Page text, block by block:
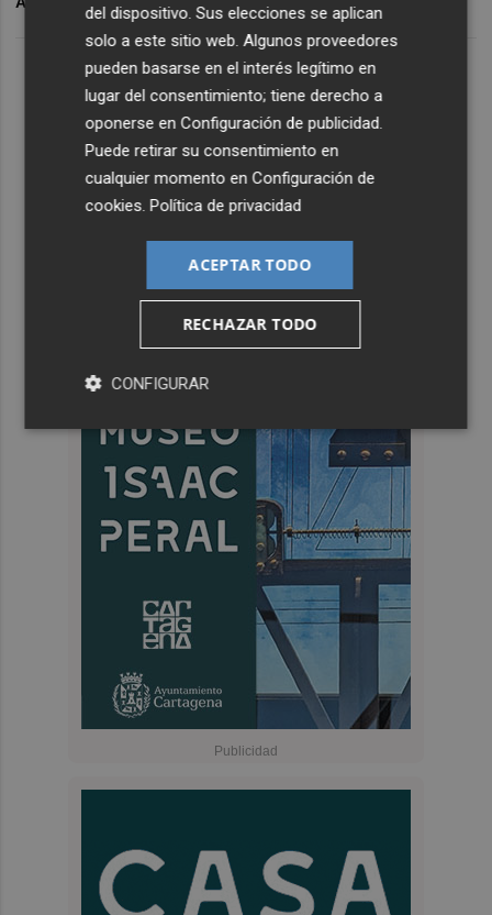
del dispositivo. Sus elecciones se aplican
solo a este sitio web. Algunos proveedores
pueden basarse en el interés legítimo en
lugar del consentimiento; tiene derecho a
oponerse enConfiguración de publicidad.
Puede retirar su consentimiento en
cualquier momento enConfiguración de
cookies.Política de privacidad
ACEPTAR TODO
RECHAZAR TODO
CONFIGURAR